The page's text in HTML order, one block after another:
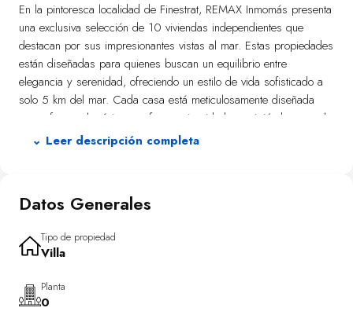
En la pintoresca localidad de Finestrat, REMAX Inmomás presenta
una exclusiva selección de 10 viviendas independientes que
destacan por sus impresionantes vistas al mar. Estas propiedades
están diseñadas para quienes buscan un equilibrio entre
elegancia y serenidad, ofreciendo un estilo de vida sofisticado a
solo 5 km del mar. Cada casa está meticulosamente diseñada
para ofrecer el máximo confort y privacidad, convirtiéndose en el
refugio ideal para familias o parejas que valoran vivir rodeados de
oasis para el relax al aire libre. Con jardines privados que invitan
ofrecen vistas panorámicas al mar y permiten disfrutar del clima
mediterráneo durante todo el año. Cada hogar cuenta con una
un espacio adicional perfecto para reuniones al aire libre.
Además, cada vivienda incluye su propia piscina privada,
⌄ Leer descripción completa
Datos Generales
Tipo de propiedad
Villa
Planta
0